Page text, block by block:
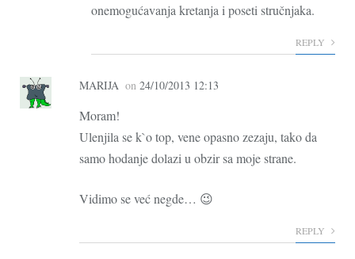
onemogućavanja kretanja i poseti stručnjaka.
REPLY
MARIJA on 24/10/2013 12:13
Moram!
Ulenjila se k`o top, vene opasno zezaju, tako da
samo hodanje dolazi u obzir sa moje strane.
Vidimo se već negde… 😉
REPLY